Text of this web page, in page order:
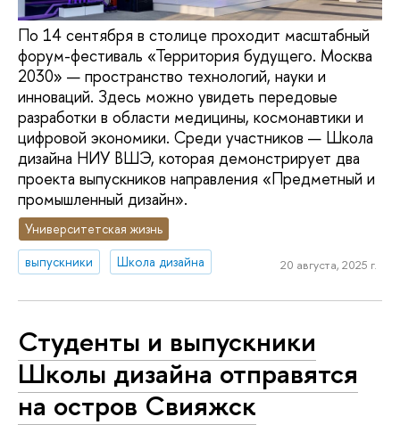
По 14 сентября в столице проходит масштабный
форум-фестиваль «Территория будущего. Москва
2030» — пространство технологий, науки и
инноваций. Здесь можно увидеть передовые
разработки в области медицины, космонавтики и
цифровой экономики. Среди участников — Школа
дизайна НИУ ВШЭ, которая демонстрирует два
проекта выпускников направления «Предметный и
промышленный дизайн».
Университетская жизнь
выпускники
Школа дизайна 20 августа, 2025 г.
Студенты и выпускники
Школы дизайна отправятся
на остров Свияжск